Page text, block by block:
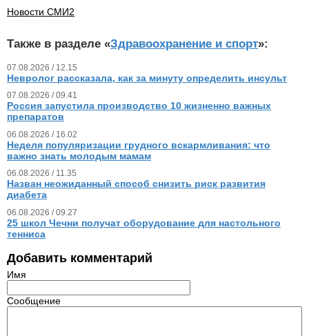
Новости СМИ2
Также в разделе «Здравоохранение и спорт»:
07.08.2026 / 12.15
Невролог рассказала, как за минуту определить инсульт
07.08.2026 / 09.41
Россия запустила производство 10 жизненно важных
препаратов
06.08.2026 / 16.02
Неделя популяризации грудного вскармливания: что
важно знать молодым мамам
06.08.2026 / 11.35
Назван неожиданный способ снизить риск развития
диабета
06.08.2026 / 09.27
25 школ Чечни получат оборудование для настольного
тенниса
Добавить комментарий
Имя
Сообщение